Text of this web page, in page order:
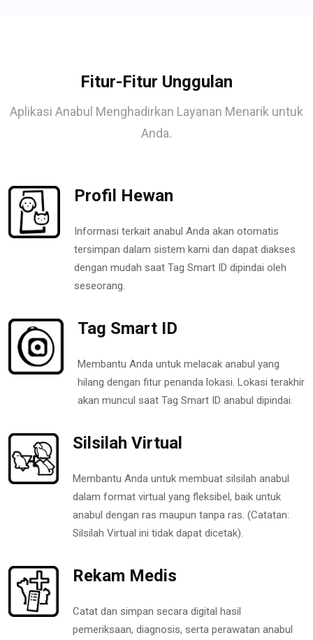
Fitur-Fitur Unggulan
Aplikasi Anabul Menghadirkan Layanan Menarik untuk
Anda.
Profil Hewan
Informasi terkait anabul Anda akan otomatis
tersimpan dalam sistem kami dan dapat diakses
dengan mudah saat Tag Smart ID dipindai oleh
seseorang.
Tag Smart ID
Membantu Anda untuk melacak anabul yang
hilang dengan fitur penanda lokasi. Lokasi terakhir
akan muncul saat Tag Smart ID anabul dipindai.
Silsilah Virtual
Membantu Anda untuk membuat silsilah anabul
dalam format virtual yang fleksibel, baik untuk
anabul dengan ras maupun tanpa ras. (Catatan:
Silsilah Virtual ini tidak dapat dicetak).
Rekam Medis
Catat dan simpan secara digital hasil
pemeriksaan, diagnosis, serta perawatan anabul